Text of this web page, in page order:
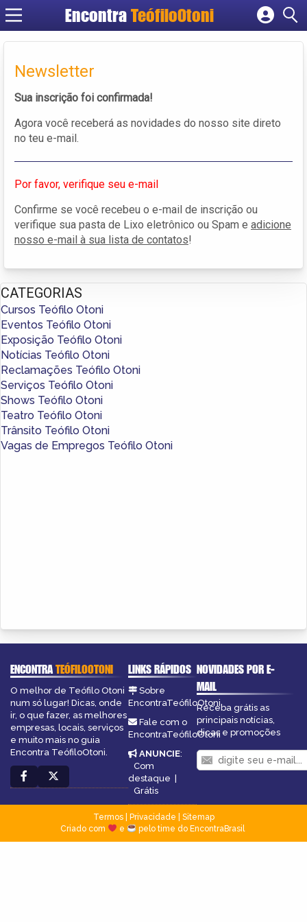
Encontra TeófiloOtoni
Cadastrar empresa
Newsletter
Sua inscrição foi confirmada!
Agora você receberá as novidades do nosso site direto
no teu e-mail.
Por favor, verifique seu e-mail
Confirme se você recebeu o e-mail de inscrição ou
verifique sua pasta de Lixo eletrônico ou Spam e adicione
nosso e-mail à sua lista de contatos!
CATEGORIAS
Cursos Teófilo Otoni
Eventos Teófilo Otoni
Exposição Teófilo Otoni
Notícias Teófilo Otoni
Reclamações Teófilo Otoni
Serviços Teófilo Otoni
Shows Teófilo Otoni
Teatro Teófilo Otoni
Trânsito Teófilo Otoni
Vagas de Empregos Teófilo Otoni
ENCONTRATEÓFILOOTONI
O melhor de Teófilo Otoni
num só lugar! Dicas, onde
ir, o que fazer, as melhores
empresas, locais, serviços
e muito mais no guia
Encontra TeófiloOtoni.
LINKS RÁPIDOS
Sobre
EncontraTeófiloOtoni
Fale com o
EncontraTeófiloOtoni
ANUNCIE:
Com
destaque |
Grátis
NOVIDADES POR E-
MAIL
Receba grátis as
principais notícias,
dicas e promoções
Termos| Privacidade
Sitemap
Criado com
e pelo time do EncontraBrasil